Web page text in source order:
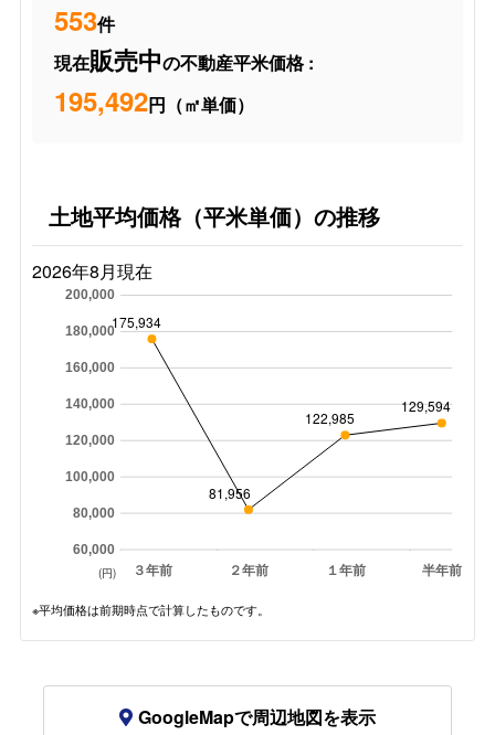
553件
現在販売中の不動産平米価格 :
195,492円（㎡単価）
土地平均価格（平米単価）の推移
2026年8月現在
３年前 ２年前 １年前 半年前
60,000
80,000
100,000
120,000
140,000
160,000
180,000
200,000
175,934
81,956
122,985
129,594
(円)
※平均価格は前期時点で計算したものです。
GoogleMapで周辺地図を表示